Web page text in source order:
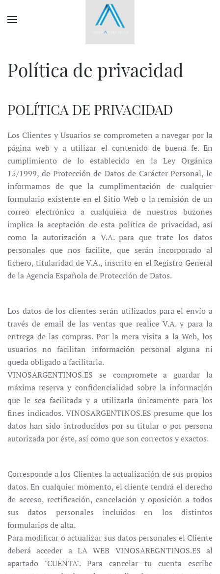
Política de privacidad
POLÍTICA DE PRIVACIDAD
Los Clientes y Usuarios se comprometen a navegar por la
página web y a utilizar el contenido de buena fe. En
cumplimiento de lo establecido en la Ley Orgánica
15/1999, de Protección de Datos de Carácter Personal, le
informamos de que la cumplimentación de cualquier
formulario existente en el Sitio Web o la remisión de un
correo electrónico a cualquiera de nuestros buzones
implica la aceptación de esta política de privacidad, así
como la autorización a V.A. para que trate los datos
personales que nos facilite, que serán incorporado al
fichero, titularidad de V.A., inscrito en el Registro General
de la Agencia Española de Protección de Datos.
Los datos de los clientes serán utilizados para el envío a
través de email de las ventas que realice V.A. y para la
entrega de las compras. Por la mera visita a la Web, los
usuarios no facilitan información personal alguna ni
queda obligado a facilitarla.
VINOSARGENTINOS.ES se compromete a guardar la
máxima reserva y confidencialidad sobre la información
que le sea facilitada y a utilizarla únicamente para los
fines indicados. VINOSARGENTINOS.ES presume que los
datos han sido introducidos por su titular o por persona
autorizada por éste, así como que son correctos y exactos.
Corresponde a los Clientes la actualización de sus propios
datos. En cualquier momento, el cliente tendrá el derecho
de acceso, rectificación, cancelación y oposición a todos
sus datos personales incluidos en los distintos
formularios de alta.
Para modificar o actualizar sus datos personales el Cliente
deberá acceder a LA WEB VINOSAREGNTINOS.ES al
apartado "CUENTA". Para cancelar tu cuenta escribe